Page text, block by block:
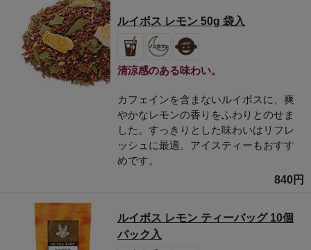
ルイボス レモン 50g 袋入
清涼感のある味わい。
カフェインを含まないルイボスに、爽
やかなレモンの香りをふわりとのせま
した。すっきりとした味わいはリフレ
ッシュに最適。アイスティーもおすす
めです。
840円
ルイボス レモン ティーバッグ 10個
パック入